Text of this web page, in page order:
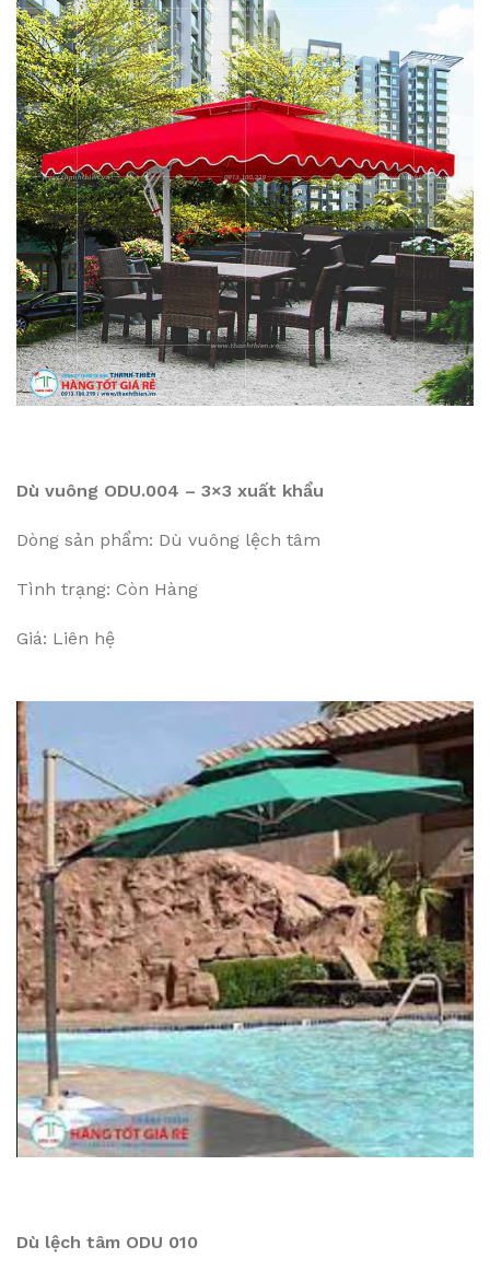
Dù vuông ODU.004 – 3×3 xuất khẩu
Dòng sản phẩm: Dù vuông lệch tâm
Tình trạng: Còn Hàng
Giá: Liên hệ
Dù lệch tâm ODU 010